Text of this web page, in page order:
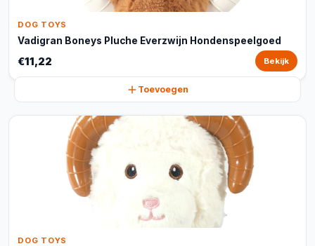
DOG TOYS
Vadigran Boneys Pluche Everzwijn Hondenspeelgoed
€11,22 Bekijk
Toevoegen
DOG TOYS